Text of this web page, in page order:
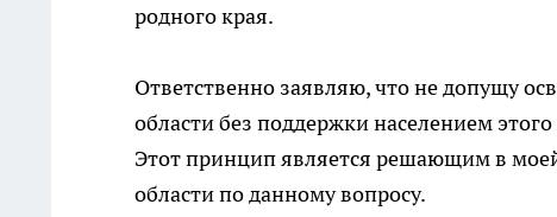
родного края.
Ответственно заявляю, что не допущу
области без поддержки населением
Этот принцип является решающим в
области по данному вопросу.